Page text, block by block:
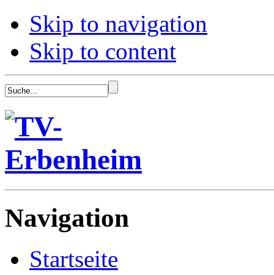
Skip to navigation
Skip to content
Navigation
Startseite